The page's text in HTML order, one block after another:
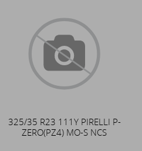
325/35 R23 111Y PIRELLI P-
ZERO(PZ4) MO-S NCS